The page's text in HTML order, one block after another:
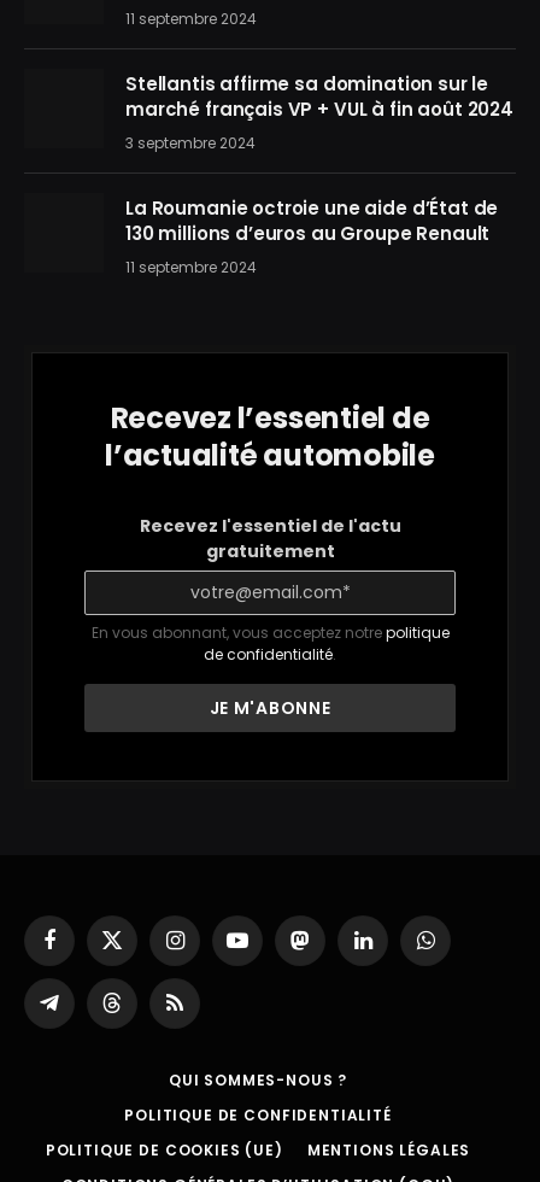
11 septembre 2024
Stellantis affirme sa domination sur le
marché français VP + VUL à fin août 2024
3 septembre 2024
La Roumanie octroie une aide d’État de
130 millions d’euros au Groupe Renault
11 septembre 2024
Recevez l’essentiel de
l’actualité automobile
Recevez l'essentiel de l'actu
gratuitement
En vous abonnant, vous acceptez notrepolitique
de confidentialité.
Facebook
X
(Twitter)
InstagramYouTubeMastodonLinkedInWhatsApp
Partager
sur
ThreadsRSS
QUI SOMMES-NOUS ?
POLITIQUE DE CONFIDENTIALITÉ
POLITIQUE DE COOKIES (UE)
MENTIONS LÉGALES